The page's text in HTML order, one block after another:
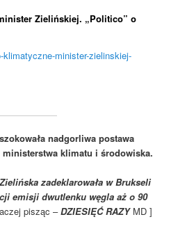
Zielińskiej. „Politico” o
minister-zielinskiej-
nadgorliwa postawa
klimatu i środowiska.
zadeklarowała w Brukseli
emisji dwutlenku węgla aż o 90
pisząc –DZIESIĘĆ RAZY MD ]